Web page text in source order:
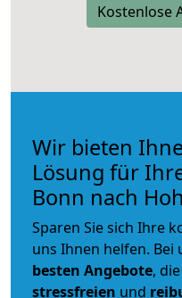
Kostenlose
Wir bieten
Lösung für
Bonn nach
Sparen Sie sich Ihre
uns Ihnen helfen. Bei
besten Angebote,
stressfreien und